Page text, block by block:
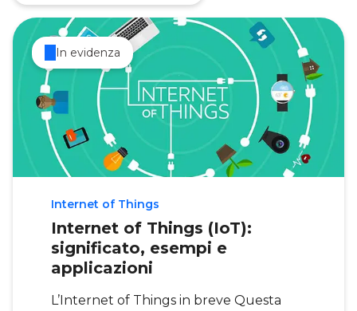
Internet of Things
Internet of Things (IoT):
significato, esempi e
applicazioni
L’Internet of Things in breve Questa
In evidenza